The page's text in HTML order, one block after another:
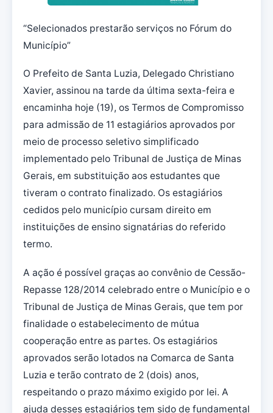
“Selecionados prestarão serviços no Fórum do
Município”
O Prefeito de Santa Luzia, Delegado Christiano
Xavier, assinou na tarde da última sexta-feira e
encaminha hoje (19), os Termos de Compromisso
para admissão de 11 estagiários aprovados por
meio de processo seletivo simplificado
implementado pelo Tribunal de Justiça de Minas
Gerais, em substituição aos estudantes que
tiveram o contrato finalizado. Os estagiários
cedidos pelo município cursam direito em
instituições de ensino signatárias do referido
termo.
A ação é possível graças ao convênio de Cessão-
Repasse 128/2014 celebrado entre o Município e o
Tribunal de Justiça de Minas Gerais, que tem por
finalidade o estabelecimento de mútua
cooperação entre as partes. Os estagiários
aprovados serão lotados na Comarca de Santa
Luzia e terão contrato de 2 (dois) anos,
respeitando o prazo máximo exigido por lei. A
ajuda desses estagiários tem sido de fundamental